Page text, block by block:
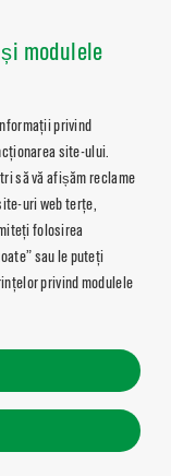
modulele
privind
site-ului.
să vă afișăm reclame
uri web terțe,
folosirea
sau le puteți
privind modulele